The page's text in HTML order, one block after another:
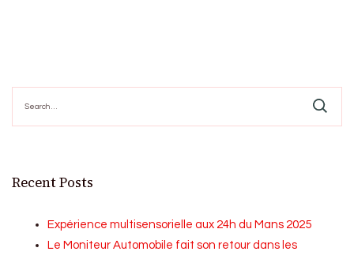
for:
Recent Posts
Expérience multisensorielle aux 24h du Mans 2025
Le Moniteur Automobile fait son retour dans les